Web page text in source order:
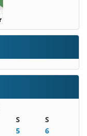
S
S
5
6